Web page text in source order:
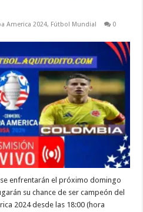
America 2024, Fútbol Mundial
0
enfrentarán el próximo domingo
su chance de ser campeón del
2024 desde las 18:00 (hora